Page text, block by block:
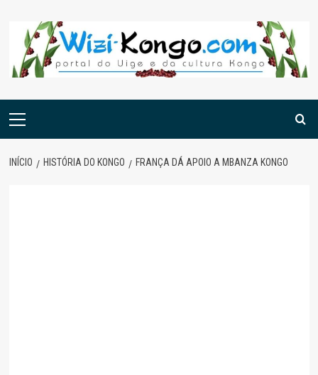
content
Menu
INÍCIO HISTÓRIA DO KONGO FRANÇA DÁ APOIO A MBANZA KONGO